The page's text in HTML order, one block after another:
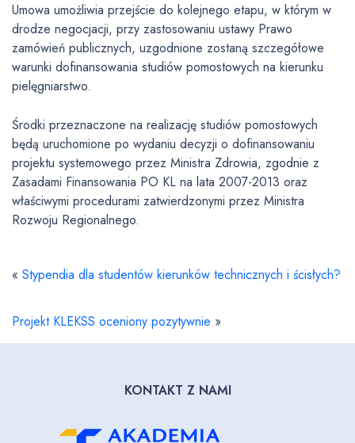
Umowa umożliwia przejście do kolejnego etapu, w którym w
drodze negocjacji, przy zastosowaniu ustawy Prawo
zamówień publicznych, uzgodnione zostaną szczegółowe
warunki dofinansowania studiów pomostowych na kierunku
pielęgniarstwo.
Środki przeznaczone na realizację studiów pomostowych
będą uruchomione po wydaniu decyzji o dofinansowaniu
projektu systemowego przez Ministra Zdrowia, zgodnie z
Zasadami Finansowania PO KL na lata 2007-2013 oraz
właściwymi procedurami zatwierdzonymi przez Ministra
Rozwoju Regionalnego.
« Stypendia dla studentów kierunków technicznych i ścisłych?
Projekt KLEKSS oceniony pozytywnie »
KONTAKT Z NAMI